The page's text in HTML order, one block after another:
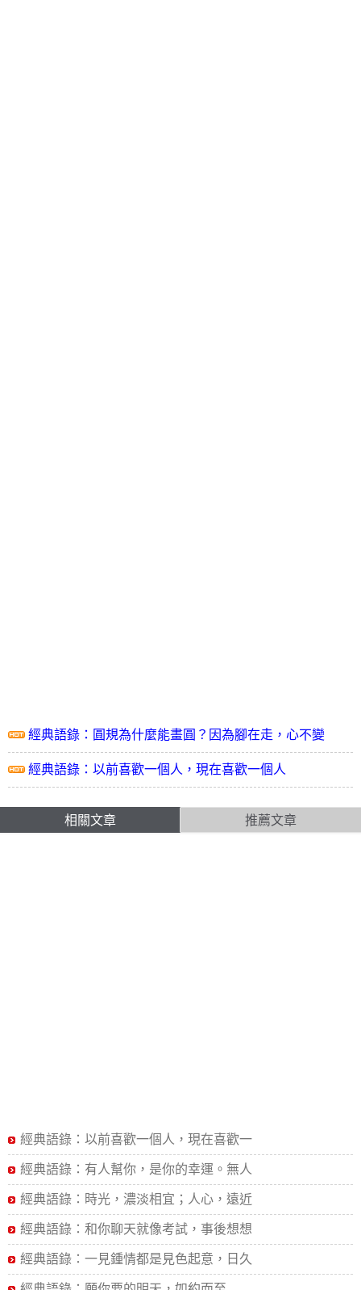
經典語錄：圓規為什麼能畫圓？因為腳在走，心不變
經典語錄：以前喜歡一個人，現在喜歡一個人
相關文章 推薦文章
經典語錄：以前喜歡一個人，現在喜歡一
經典語錄：有人幫你，是你的幸運。無人
經典語錄：時光，濃淡相宜；人心，遠近
經典語錄：和你聊天就像考試，事後想想
經典語錄：一見鍾情都是見色起意，日久